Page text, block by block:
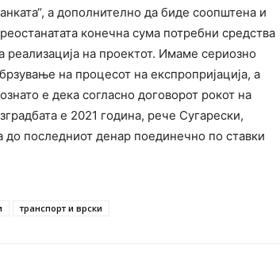
а дополнително да биде соопштена и
конечна сума потребни средства
реализација на проeктот. Имаме сериозно
на процесот на експропријација, a
е дека согласно договорот рокот на
е 2021 година, рече Сугарески,
до последниот денар поединечно по ставки
транспорт и врски